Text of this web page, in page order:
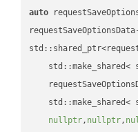
auto
std::make_shared<
std::make_shared<
nullptr, nullptr,